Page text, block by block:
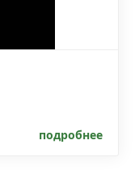
подробнее